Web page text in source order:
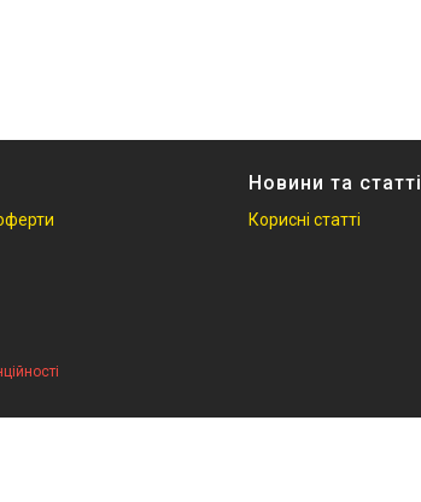
Новини та статті
Корисні статті